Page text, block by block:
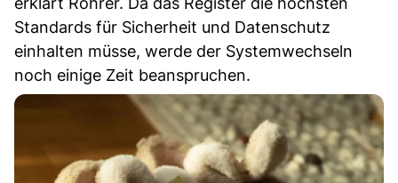
Standards für Sicherheit und Datenschutz
einhalten müsse, werde der Systemwechseln
noch einige Zeit beanspruchen.